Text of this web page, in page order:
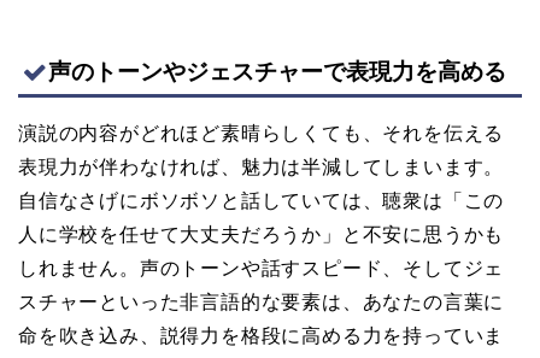
声のトーンやジェスチャーで表現力を高める
演説の内容がどれほど素晴らしくても、それを伝える
表現力が伴わなければ、魅力は半減してしまいます。
自信なさげにボソボソと話していては、聴衆は「この
人に学校を任せて大丈夫だろうか」と不安に思うかも
しれません。声のトーンや話すスピード、そしてジェ
スチャーといった非言語的な要素は、あなたの言葉に
命を吹き込み、説得力を格段に高める力を持っていま